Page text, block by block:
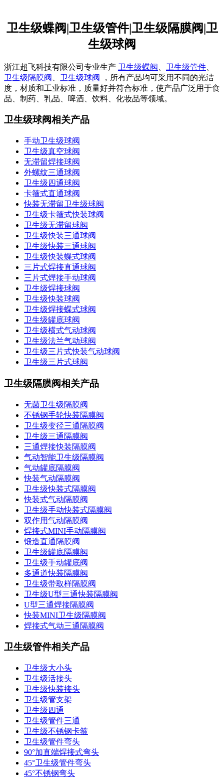
卫生级蝶阀|卫生级管件|卫生级隔膜阀|卫
生级球阀
浙江超飞科技有限公司专业生产 卫生级蝶阀 卫生级管件
卫生级隔膜阀
卫生级球阀
，所有产品均可采用不同的光洁
度，材质和工业标准，质量好并符合标准，使产品广泛用于食
品、制药、乳品、啤酒、饮料、化妆品等领域。
卫生级球阀相关产品
手动卫生级球阀
卫生级真空球阀
无滞留焊接球阀
外螺纹三通球阀
卫生级四通球阀
卡箍式直通球阀
快装无滞留卫生级球阀
卫生级卡箍式快装球阀
卫生级无滞留球阀
卫生级快装三通球阀
卫生级快装三通球阀
卫生级快装蝶式球阀
三片式焊接直通球阀
三片式焊接手动球阀
卫生级焊接球阀
卫生级快装球阀
卫生级焊接蝶式球阀
卫生级罐底球阀
卫生级横式气动球阀
卫生级法兰气动球阀
卫生级三片式快装气动球阀
卫生级三片式球阀
卫生级隔膜阀相关产品
无菌卫生级隔膜阀
不锈钢手轮快装隔膜阀
卫生级变径三通隔膜阀
卫生级三通隔膜阀
三通焊接快装隔膜阀
气动智能卫生级隔膜阀
气动罐底隔膜阀
快装气动隔膜阀
卫生级快装式隔膜阀
快装式气动隔膜阀
卫生级手动快装式隔膜阀
双作用气动隔膜阀
焊接式MINI手动隔膜阀
锻造直通隔膜阀
卫生级罐底隔膜阀
卫生级手动罐底阀
多通道快装隔膜阀
卫生级带取样隔膜阀
卫生级U型三通快装隔膜阀
U型三通焊接隔膜阀
快装MINI卫生级隔膜阀
焊接式气动三通隔膜阀
卫生级管件相关产品
卫生级大小头
卫生级活接头
卫生级快装接头
卫生级管支架
卫生级四通
卫生级管件三通​
卫生级不锈钢卡箍
卫生级管件弯头
90°加直端焊接式弯头
45°卫生级管件弯头
45°不锈钢弯头